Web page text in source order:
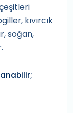
kıvırcık
soğan,